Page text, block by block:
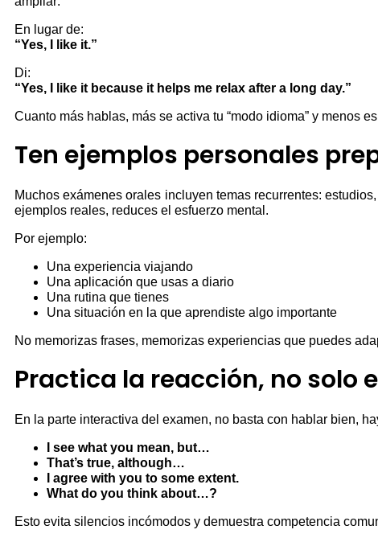
En lugar de:
“Yes, I like it.”
Di:
“Yes, I like it because it helps me relax after a long day.”
Cuanto más hablas, más se activa tu “modo idioma” y menos
Ten ejemplos personales
Muchos exámenes orales incluyen temas recurrentes:
ejemplos reales, reduces el esfuerzo mental.
Por ejemplo:
Una experiencia viajando
Una aplicación que usas a diario
Una rutina que tienes
Una situación en la que aprendiste algo importante
No memorizas frases, memorizas experiencias que puedes
Practica la reacción, no solo
En la parte interactiva del examen, no basta con hablar bien,
I see what you mean, but…
That’s true, although…
I agree with you to some extent.
What do you think about…?
Esto evita silencios incómodos y demuestra competencia